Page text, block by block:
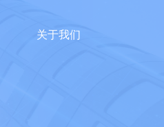
关于我们